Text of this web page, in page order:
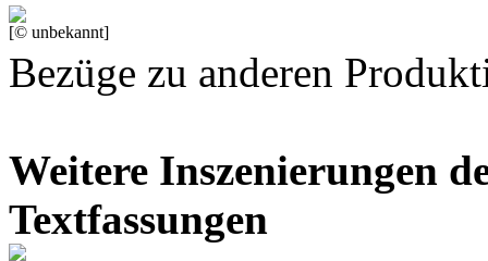
[© unbekannt]
Bezüge zu anderen
Weitere Inszenierungen
Textfassungen